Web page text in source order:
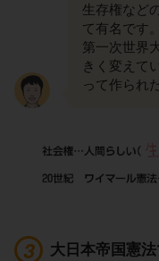
生存権など
て有名です。
第一次世界
きく変えて
って作られ
大日本帝国憲